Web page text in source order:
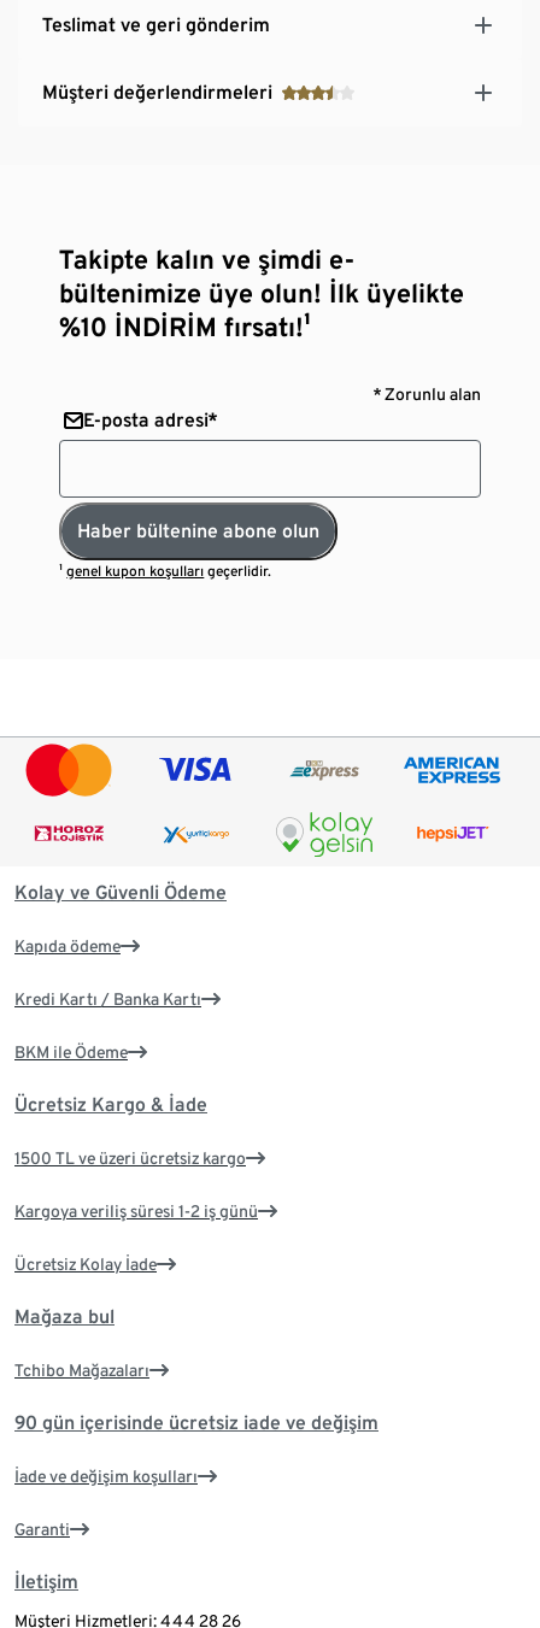
Teslimat ve geri gönderim
Müşteri değerlendirmeleri
Takipte kalın ve şimdi e-
bültenimize üye olun! İlk üyelikte
%10 İNDİRİM fırsatı!¹
* Zorunlu alan
E-posta adresi*
Haber bültenine abone olun
¹genel kupon koşulları geçerlidir.
Kolay ve Güvenli Ödeme
Kapıda ödeme
Kredi Kartı / Banka Kartı
BKM ile Ödeme
Ücretsiz Kargo & İade
1500 TL ve üzeri ücretsiz kargo
Kargoya veriliş süresi 1-2 iş günü
Ücretsiz Kolay İade
Mağaza bul
Tchibo Mağazaları
90 gün içerisinde ücretsiz iade ve değişim
İade ve değişim koşulları
Garanti
İletişim
Müşteri Hizmetleri: 444 28 26